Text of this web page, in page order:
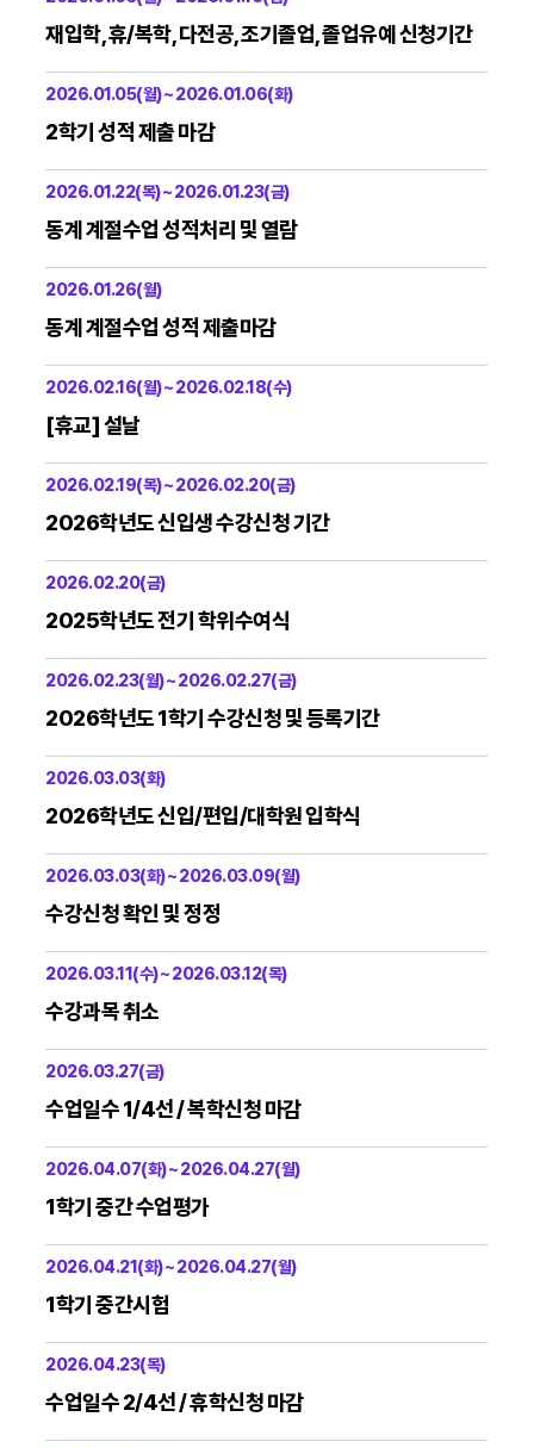
재입학, 휴/복학, 다전공, 조기졸업, 졸업유예 신청기간
2026.01.05(월) ~ 2026.01.06(화)
2학기 성적 제출 마감
2026.01.22(목) ~ 2026.01.23(금)
동계 계절수업 성적처리 및 열람
2026.01.26(월)
동계 계절수업 성적 제출마감
2026.02.16(월) ~ 2026.02.18(수)
[휴교] 설날
2026.02.19(목) ~ 2026.02.20(금)
2026학년도 신입생 수강신청 기간
2026.02.20(금)
2025학년도 전기 학위수여식
2026.02.23(월) ~ 2026.02.27(금)
2026학년도 1학기 수강신청 및 등록기간
2026.03.03(화)
2026학년도 신입/편입/대학원 입학식
2026.03.03(화) ~ 2026.03.09(월)
수강신청 확인 및 정정
2026.03.11(수) ~ 2026.03.12(목)
수강과목 취소
2026.03.27(금)
수업일수 1/4선 / 복학신청 마감
2026.04.07(화) ~ 2026.04.27(월)
1학기 중간 수업평가
2026.04.21(화) ~ 2026.04.27(월)
1학기 중간시험
2026.04.23(목)
수업일수 2/4선 / 휴학신청 마감